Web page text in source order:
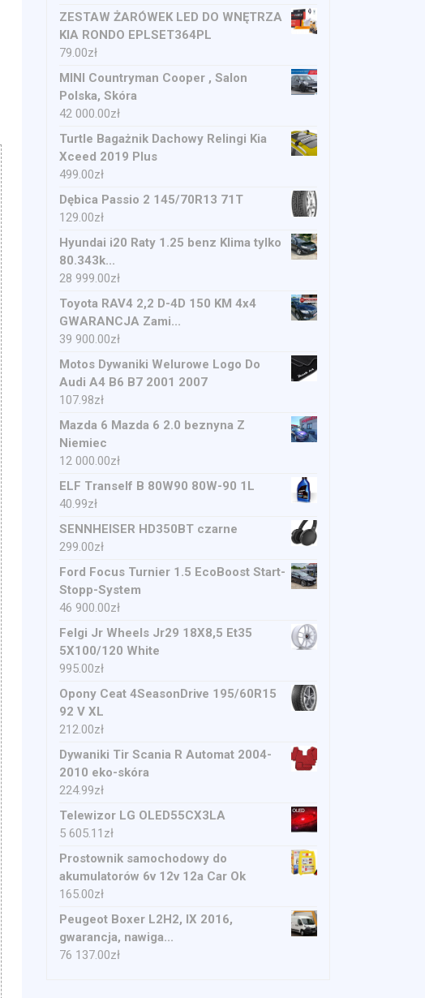
ZESTAW ŻARÓWEK LED DO WNĘTRZA
KIA RONDO EPLSET364PL
79.00zł
MINI Countryman Cooper , Salon
Polska, Skóra
42 000.00zł
Turtle Bagażnik Dachowy Relingi Kia
Xceed 2019 Plus
499.00zł
Dębica Passio 2 145/70R13 71T
129.00zł
Hyundai i20 Raty 1.25 benz Klima tylko
80.343k...
28 999.00zł
Toyota RAV4 2,2 D-4D 150 KM 4x4
GWARANCJA Zami...
39 900.00zł
Motos Dywaniki Welurowe Logo Do
Audi A4 B6 B7 2001 2007
107.98zł
Mazda 6 Mazda 6 2.0 beznyna Z
Niemiec
12 000.00zł
ELF Tranself B 80W90 80W-90 1L
40.99zł
SENNHEISER HD350BT czarne
299.00zł
Ford Focus Turnier 1.5 EcoBoost Start-
Stopp-System
46 900.00zł
Felgi Jr Wheels Jr29 18X8,5 Et35
5X100/120 White
995.00zł
Opony Ceat 4SeasonDrive 195/60R15
92 V XL
212.00zł
Dywaniki Tir Scania R Automat 2004-
2010 eko-skóra
224.99zł
Telewizor LG OLED55CX3LA
5 605.11 zł
Prostownik samochodowy do
akumulatorów 6v 12v 12a Car Ok
165.00zł
Peugeot Boxer L2H2, IX 2016,
gwarancja, nawiga...
76 137.00zł